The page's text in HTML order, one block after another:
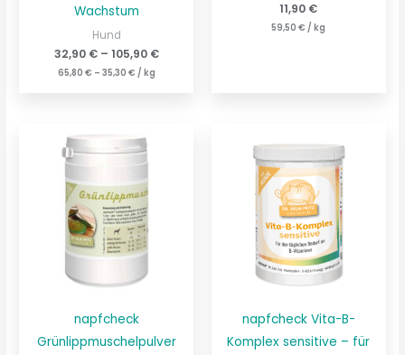
Wachstum
Hund
32,90 €– 105,90 €
65,80 € – 35,30 € / kg
11,90 €
59,50€ /kg
napfcheck
Grünlippmuschelpulver
napfcheck Vita-B-
Komplex sensitive – für